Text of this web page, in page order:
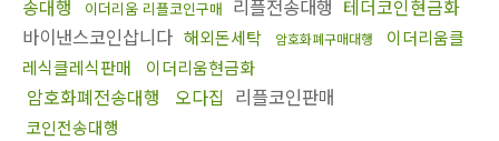
송대행
이더리움 리플코인구매 리플전송대행 테더코인현금화
바이낸스코인삽니다 해외돈세탁 암호화폐구매대행
이더리움클
레식클레식판매
이더리움현금화
암호화폐전송대행 오다집 리플코인판매
코인전송대행